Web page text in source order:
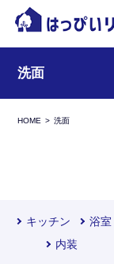
洗面
HOME 洗面
キッチン 浴室
内装